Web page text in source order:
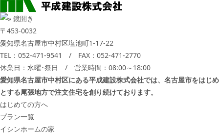
〒453-0032
愛知県名古屋市中村区塩池町1-17-22
TEL： 052-471-9541
/ FAX：052-471-2770
休業日：水曜･祭日 / 営業時間：08:00～18:00
愛知県名古屋市中村区にある平成建設株式会社では、名古屋市をはじめ
とする尾張地方で注文住宅を創り続けております。
はじめての方へ
プラン一覧
イシンホームの家